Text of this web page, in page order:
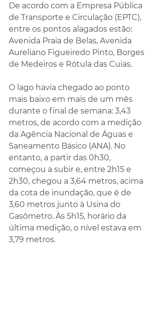
De acordo com a Empresa Pública
de Transporte e Circulação (EPTC),
entre os pontos alagados estão:
Avenida Praia de Belas, Avenida
Aureliano Figueiredo Pinto, Borges
de Medeiros e Rótula das Cuias.
O lago havia chegado ao ponto
mais baixo em mais de um mês
durante o final de semana: 3,43
metros, de acordo com a medição
da Agência Nacional de Águas e
Saneamento Básico (ANA). No
entanto, a partir das 0h30,
começou a subir e, entre 2h15 e
2h30, chegou a 3,64 metros, acima
da cota de inundação, que é de
3,60 metros junto à Usina do
Gasômetro. Às 5h15, horário da
última medição, o nível estava em
3,79 metros.